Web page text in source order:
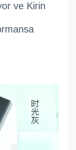
ve Kirin